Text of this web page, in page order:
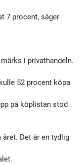
7 procent, säger
i privathandeln.
52 procent köpa
på köplistan stod
året. Det är en tydlig